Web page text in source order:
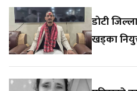
डाेटी
खड्का